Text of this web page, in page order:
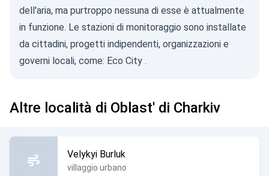
dell'aria, ma purtroppo nessuna di esse è attualmente
in funzione. Le stazioni di monitoraggio sono installate
da cittadini, progetti indipendenti, organizzazioni e
governi locali, come: Eco City .
Altre località di Oblast' di Charkiv
Velykyi Burluk
villaggio urbano